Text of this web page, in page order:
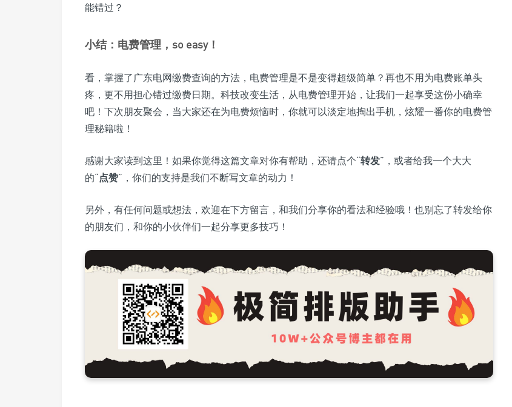
能错过？
小结：电费管理，so easy！
看，掌握了广东电网缴费查询的方法，电费管理是不是变得超级简单？再也不用为电费账单头
疼，更不用担心错过缴费日期。科技改变生活，从电费管理开始，让我们一起享受这份小确幸
吧！下次朋友聚会，当大家还在为电费烦恼时，你就可以淡定地掏出手机，炫耀一番你的电费管
理秘籍啦！
感谢大家读到这里！如果你觉得这篇文章对你有帮助，还请点个“转发”，或者给我一个大大
的“点赞”，你们的支持是我们不断写文章的动力！
另外，有任何问题或想法，欢迎在下方留言，和我们分享你的看法和经验哦！也别忘了转发给你
的朋友们，和你的小伙伴们一起分享更多技巧！